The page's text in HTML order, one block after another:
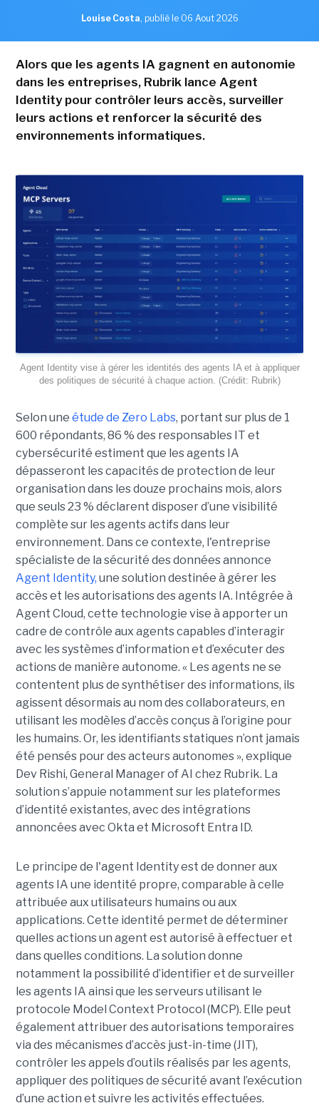
Louise Costa, publié le 06 Aout 2026
Alors que les agents IA gagnent en autonomie
dans les entreprises, Rubrik lance Agent
Identity pour contrôler leurs accès, surveiller
leurs actions et renforcer la sécurité des
environnements informatiques.
Agent Identity vise à gérer les identités des agents IA et à appliquer
des politiques de sécurité à chaque action. (Crédit: Rubrik)
Selon une étude de Zero Labs, portant sur plus de 1
600 répondants, 86 % des responsables IT et
cybersécurité estiment que les agents IA
dépasseront les capacités de protection de leur
organisation dans les douze prochains mois, alors
que seuls 23 % déclarent disposer d’une visibilité
complète sur les agents actifs dans leur
environnement. Dans ce contexte, l'entreprise
spécialiste de la sécurité des données annonce
Agent Identity, une solution destinée à gérer les
accès et les autorisations des agents IA. Intégrée à
Agent Cloud, cette technologie vise à apporter un
cadre de contrôle aux agents capables d’interagir
avec les systèmes d’information et d’exécuter des
actions de manière autonome. « Les agents ne se
contentent plus de synthétiser des informations, ils
agissent désormais au nom des collaborateurs, en
utilisant les modèles d’accès conçus à l’origine pour
les humains. Or, les identifiants statiques n’ont jamais
été pensés pour des acteurs autonomes », explique
Dev Rishi, General Manager of AI chez Rubrik. La
solution s’appuie notamment sur les plateformes
d’identité existantes, avec des intégrations
annoncées avec Okta et Microsoft Entra ID.
Le principe de l'agent Identity est de donner aux
agents IA une identité propre, comparable à celle
attribuée aux utilisateurs humains ou aux
applications. Cette identité permet de déterminer
quelles actions un agent est autorisé à effectuer et
dans quelles conditions. La solution donne
notamment la possibilité d’identifier et de surveiller
les agents IA ainsi que les serveurs utilisant le
protocole Model Context Protocol (MCP). Elle peut
également attribuer des autorisations temporaires
via des mécanismes d’accès just-in-time (JIT),
contrôler les appels d’outils réalisés par les agents,
appliquer des politiques de sécurité avant l’exécution
d’une action et suivre les activités effectuées.